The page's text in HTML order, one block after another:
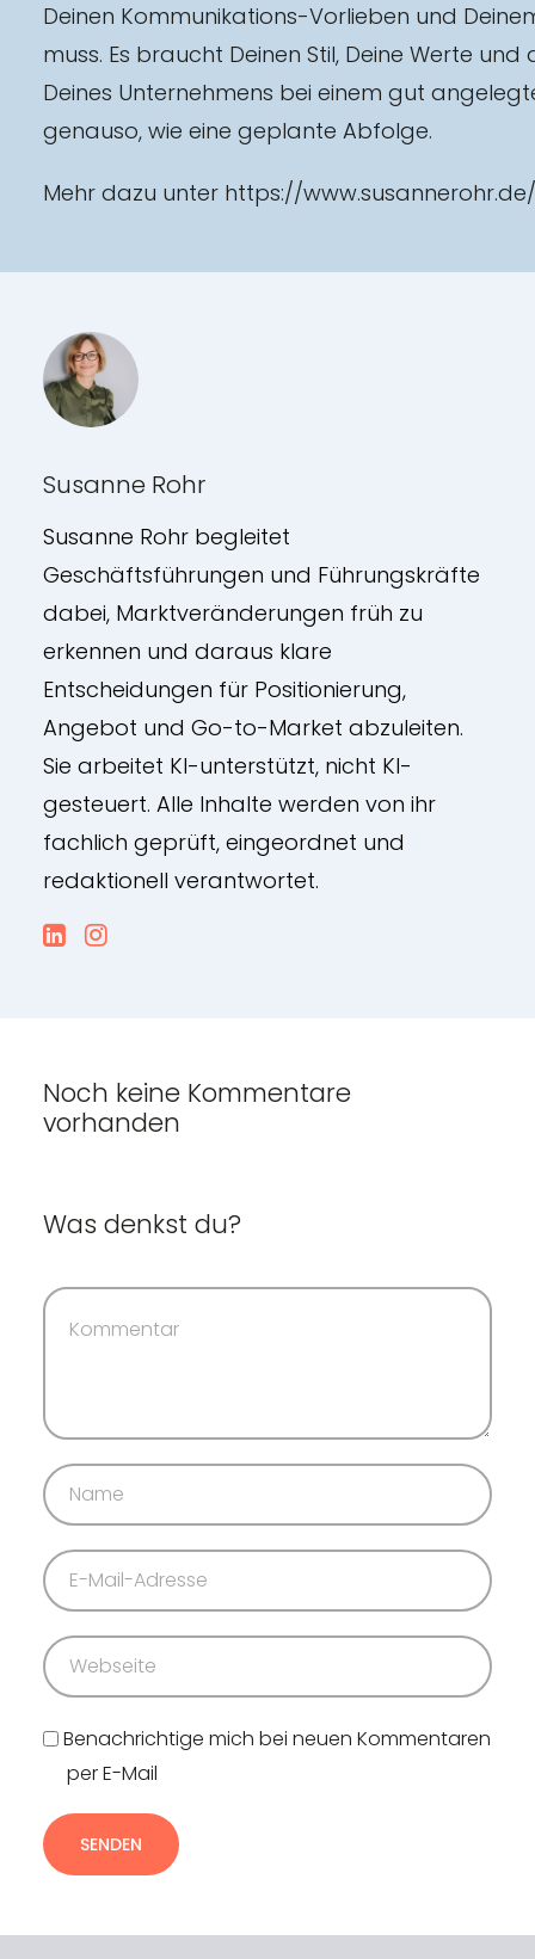
Deinen Kommunikations-Vorlieben und
muss. Es braucht Deinen Stil, Deine Werte
Deines Unternehmens bei einem gut
genauso, wie eine geplante Abfolge.
Mehr dazu unter https://www.susannerohr.de/
Susanne Rohr
Susanne Rohr begleitet
Geschäftsführungen und Führungskräfte
dabei, Marktveränderungen früh zu
erkennen und daraus klare
Entscheidungen für Positionierung,
Angebot und Go-to-Market abzuleiten.
Sie arbeitet KI-unterstützt, nicht KI-
gesteuert. Alle Inhalte werden von ihr
fachlich geprüft, eingeordnet und
redaktionell verantwortet.
Noch keine Kommentare
vorhanden
Was denkst du?
Benachrichtige mich bei neuen Kommentaren
per E-Mail
SENDEN